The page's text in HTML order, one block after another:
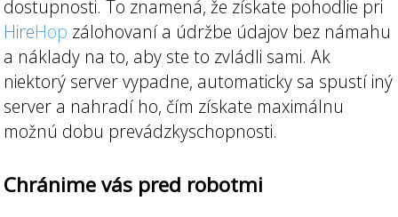
dostupnosti. To znamená, že získate pohodlie pri
HireHop zálohovaní a údržbe údajov bez námahu
a náklady na to, aby ste to zvládli sami. Ak
niektorý server vypadne, automaticky sa spustí iný
server a nahradí ho, čím získate maximálnu
možnú dobu prevádzkyschopnosti.
Chránime vás pred robotmi